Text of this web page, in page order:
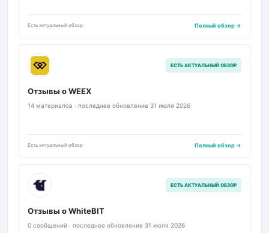
Есть актуальный обзор Полный обзор →
WX ЕСТЬ АКТУАЛЬНЫЙ ОБЗОР
Отзывы о WEEX
14 материалов · последнее обновление 31 июля 2026
Есть актуальный обзор Полный обзор →
W ЕСТЬ АКТУАЛЬНЫЙ ОБЗОР
Отзывы о WhiteBIT
0 сообщений · последнее обновление 31 июля 2026